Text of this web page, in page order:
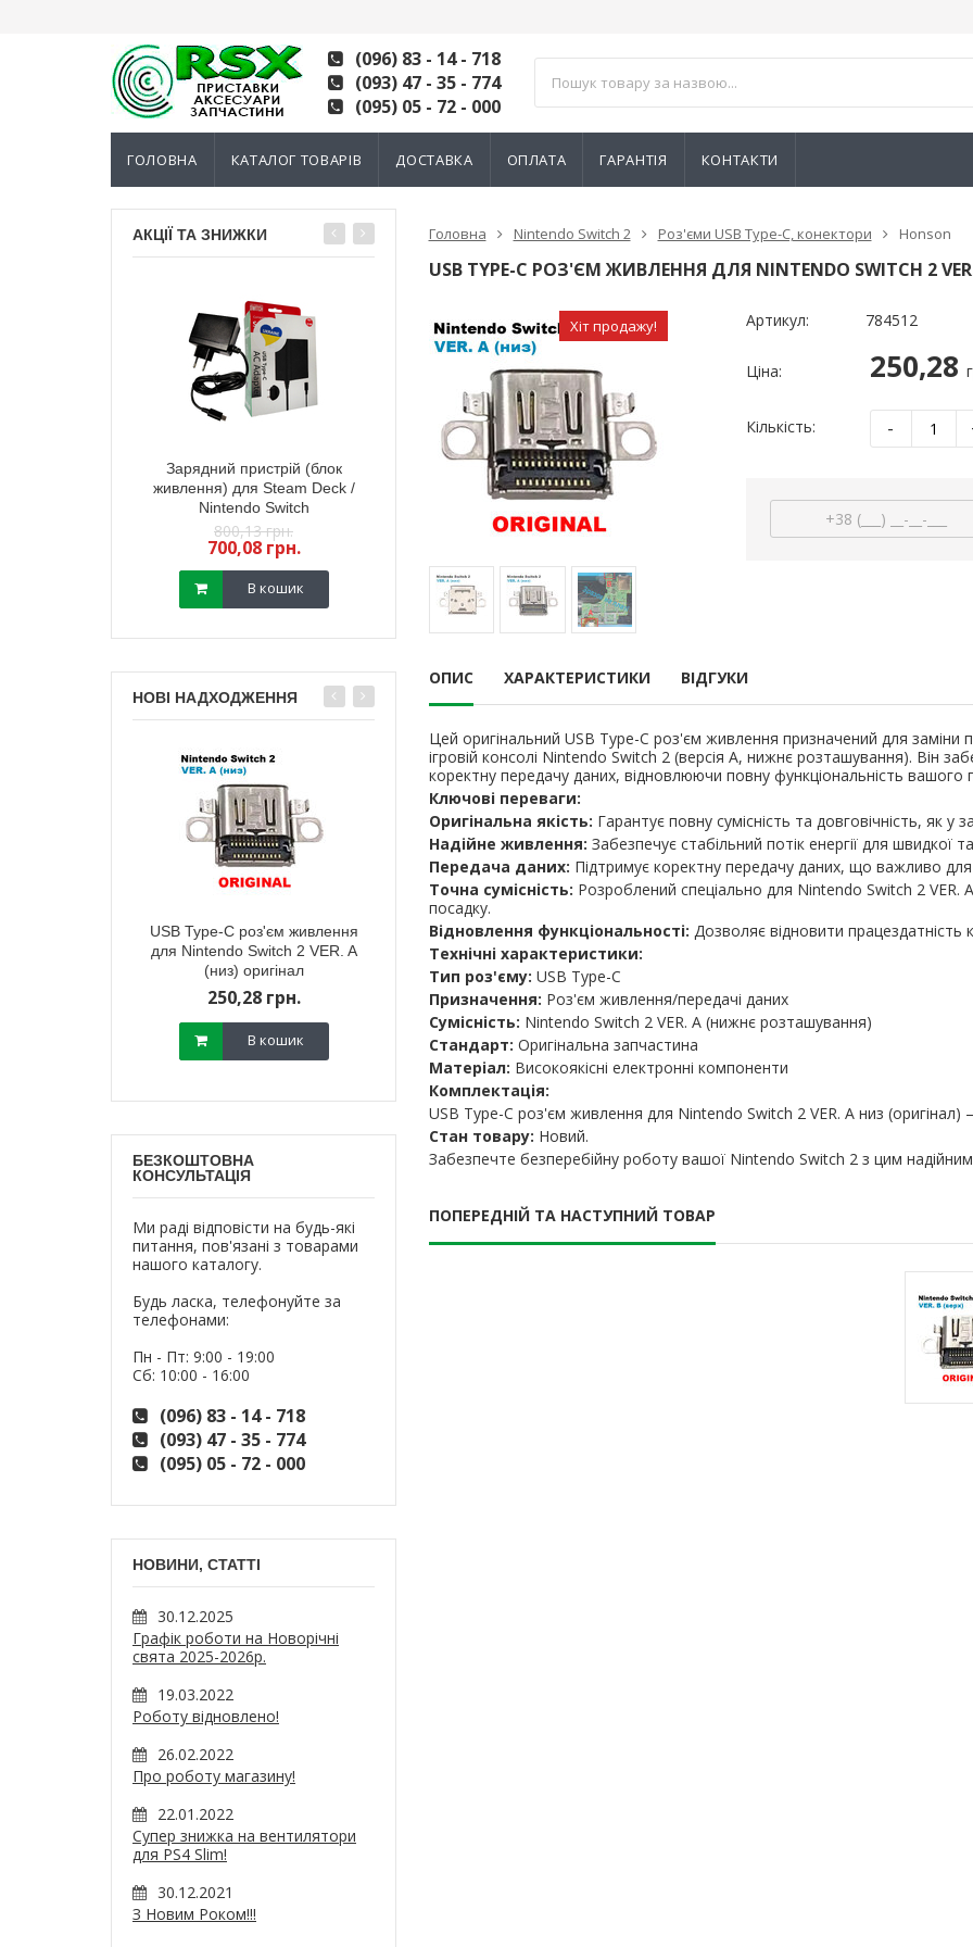
(096) 83 - 14 - 718
(093) 47 - 35 - 774
(095) 05 - 72 - 000
ГОЛОВНА КАТАЛОГ ТОВАРІВ ДОСТАВКА ОПЛАТА ГАРАНТІЯ КОНТАКТИ
АКЦІЇ ТА ЗНИЖКИ
Зарядний пристрій (блок
живлення) для Steam Deck /
Nintendo Switch
800,13 грн.
700,08 грн.
В кошик
Електромагнітний 3D механізм
стик геймпада Xbox Series S/X
450,09 грн.
В кошик
(з датчиком TMR) (Ginfull)
250,28 грн.
Series S/X
датчиком
НОВІ НАДХОДЖЕННЯ
USB Type-C роз'єм живлення
для Nintendo Switch 2 VER. A
(низ) оригінал
250,28 грн.
В кошик
Зарядний пристрій (блок
живлення) для Steam Deck /
Nintendo Switch
800,13 грн.
700,08 грн.
В кошик
Стики для геймпада Xbox
150,22 грн.
135,14 грн.
БЕЗКОШТОВНА
КОНСУЛЬТАЦІЯ
Ми раді відповісти на будь-які
питання, пов'язані з товарами
нашого каталогу.
Будь ласка, телефонуйте за
телефонами:
Пн - Пт: 9:00 - 19:00
Сб: 10:00 - 16:00
(096) 83 - 14 - 718
(093) 47 - 35 - 774
(095) 05 - 72 - 000
НОВИНИ, СТАТТІ
30.12.2025
Графік роботи на Новорічні
свята 2025-2026р.
19.03.2022
Роботу відновлено!
26.02.2022
Про роботу магазину!
22.01.2022
Супер знижка на вентилятори
для PS4 Slim!
30.12.2021
З Новим Роком!!!
Головна Nintendo Switch 2 Роз'єми USB Type-C, конектори Honson
USB TYPE-C РОЗ'ЄМ ЖИВЛЕННЯ ДЛЯ NINTENDO SWITCH 2
Хіт продажу! Артикул: 784512
Ціна: 250,28
Кількість: -
ОПИС ХАРАКТЕРИСТИКИ ВІДГУКИ
Цей оригінальний USB Type-C роз'єм живлення призначений для
ігровій консолі Nintendo Switch 2 (версія A, нижнє розташування). Він
коректну передачу даних, відновлюючи повну функціональність вашого
Ключові переваги:
Оригінальна якість: Гарантує повну сумісність та довговічність, як у
Надійне живлення: Забезпечує стабільний потік енергії для швидкої
Передача даних: Підтримує коректну передачу даних, що важливо для
Точна сумісність: Розроблений спеціально для Nintendo Switch 2
посадку.
Відновлення функціональності: Дозволяє відновити працездатність
Технічні характеристики:
Тип роз'єму: USB Type-C
Призначення: Роз'єм живлення/передачі даних
Сумісність: Nintendo Switch 2 VER. A (нижнє розташування)
Стандарт: Оригінальна запчастина
Матеріал: Високоякісні електронні компоненти
Комплектація:
USB Type-C роз'єм живлення для Nintendo Switch 2 VER. A низ (оригінал)
Стан товару: Новий.
Забезпечте безперебійну роботу вашої Nintendo Switch 2 з цим
ПОПЕРЕДНІЙ ТА НАСТУПНИЙ ТОВАР